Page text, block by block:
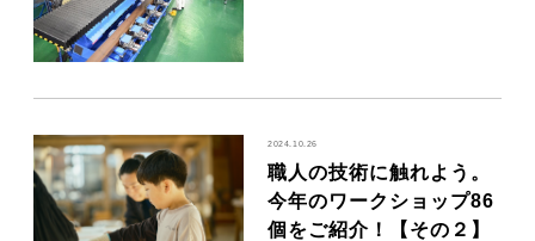
2024.10.26
職人の技術に触れよう。
今年のワークショップ86
個をご紹介！【その２】